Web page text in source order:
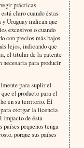
prácticas
claro cuando éstas
y Uruguay indican que
excesivos o cuando
con precios más bajos
lejos, indicando que
el titular de la patente
para producir
para suplir el
el producto para el
en su territorio. El
otorgar la licencia
impacto de ésta
pequeños tenga
porque sus países